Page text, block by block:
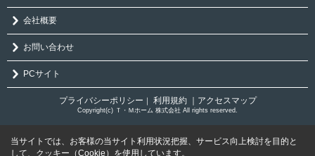
会社概要
お問い合わせ
PCサイト
プライバシーポリシー ｜ 利用規約 ｜アクセスマップ
Copyright(c) Ｔ・Ｍホーム 株式会社 All rights reserved.
当サイトでは、お客様の当サイト利用状況把握、サービス向上検討を目的と
して、クッキー（Cookie）を使用しています。